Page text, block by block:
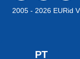
PT
2005 - 2026 EURid